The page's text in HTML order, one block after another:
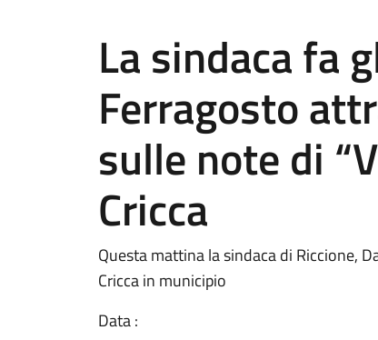
La sindaca fa
Ferragosto
sulle note di
Cricca
Questa mattina la sindaca di Riccione,
Cricca in municipio
Data :